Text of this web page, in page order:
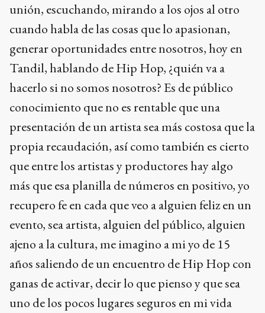
unión, escuchando, mirando a los ojos al otro
cuando habla de las cosas que lo apasionan,
generar oportunidades entre nosotros, hoy en
Tandil, hablando de Hip Hop, ¿quién va a
hacerlo si no somos nosotros? Es de público
conocimiento que no es rentable que una
presentación de un artista sea más costosa que la
propia recaudación, así como también es cierto
que entre los artistas y productores hay algo
más que esa planilla de números en positivo, yo
recupero fe en cada que veo a alguien feliz en un
evento, sea artista, alguien del público, alguien
ajeno a la cultura, me imagino a mi yo de 15
años saliendo de un encuentro de Hip Hop con
ganas de activar, decir lo que pienso y que sea
uno de los pocos lugares seguros en mi vida